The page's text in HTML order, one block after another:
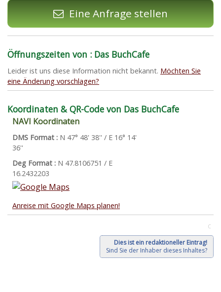
Eine Anfrage stellen
Öffnungszeiten von : Das BuchCafe
Leider ist uns diese Information nicht bekannt. Möchten Sie
eine Änderung vorschlagen?
Koordinaten & QR-Code von Das BuchCafe
NAVI Koordinaten
DMS Format : N 47° 48' 38'' / E 16° 14'
36''
Deg Format : N 47.8106751 / E
16.2432203
Anreise mit Google Maps planen!
C
Dies ist ein redaktioneller Eintrag!
Sind Sie der Inhaber dieses Inhaltes?